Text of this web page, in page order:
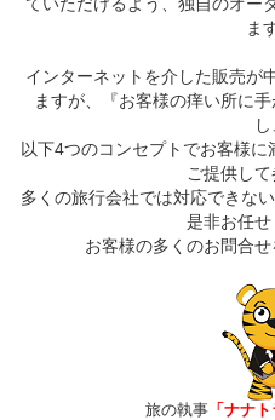
ま
インターネットを介した販売が
ますが、『お客様の痒い所に
し
以下4つのコンセプトでお客様
ご提供して
多くの旅行会社では対応できな
是非お任せ
お客様の多くのお問合せ
旅の執事 「ナナト